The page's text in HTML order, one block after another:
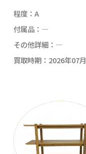
程度：A
付属品：―
その他詳細：―
買取時期：2026年07月